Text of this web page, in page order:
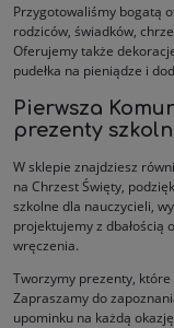
Przygotowaliśmy bogatą
rodziców, świadków,
Oferujemy także
pudełka na pieniądze i
Pierwsza
prezenty
W sklepie znajdziesz
na Chrzest Święty,
szkolne dla nauczycieli,
projektujemy z dbałością
wręczenia.
Tworzymy prezenty,
Zapraszamy do
upominku na każdą